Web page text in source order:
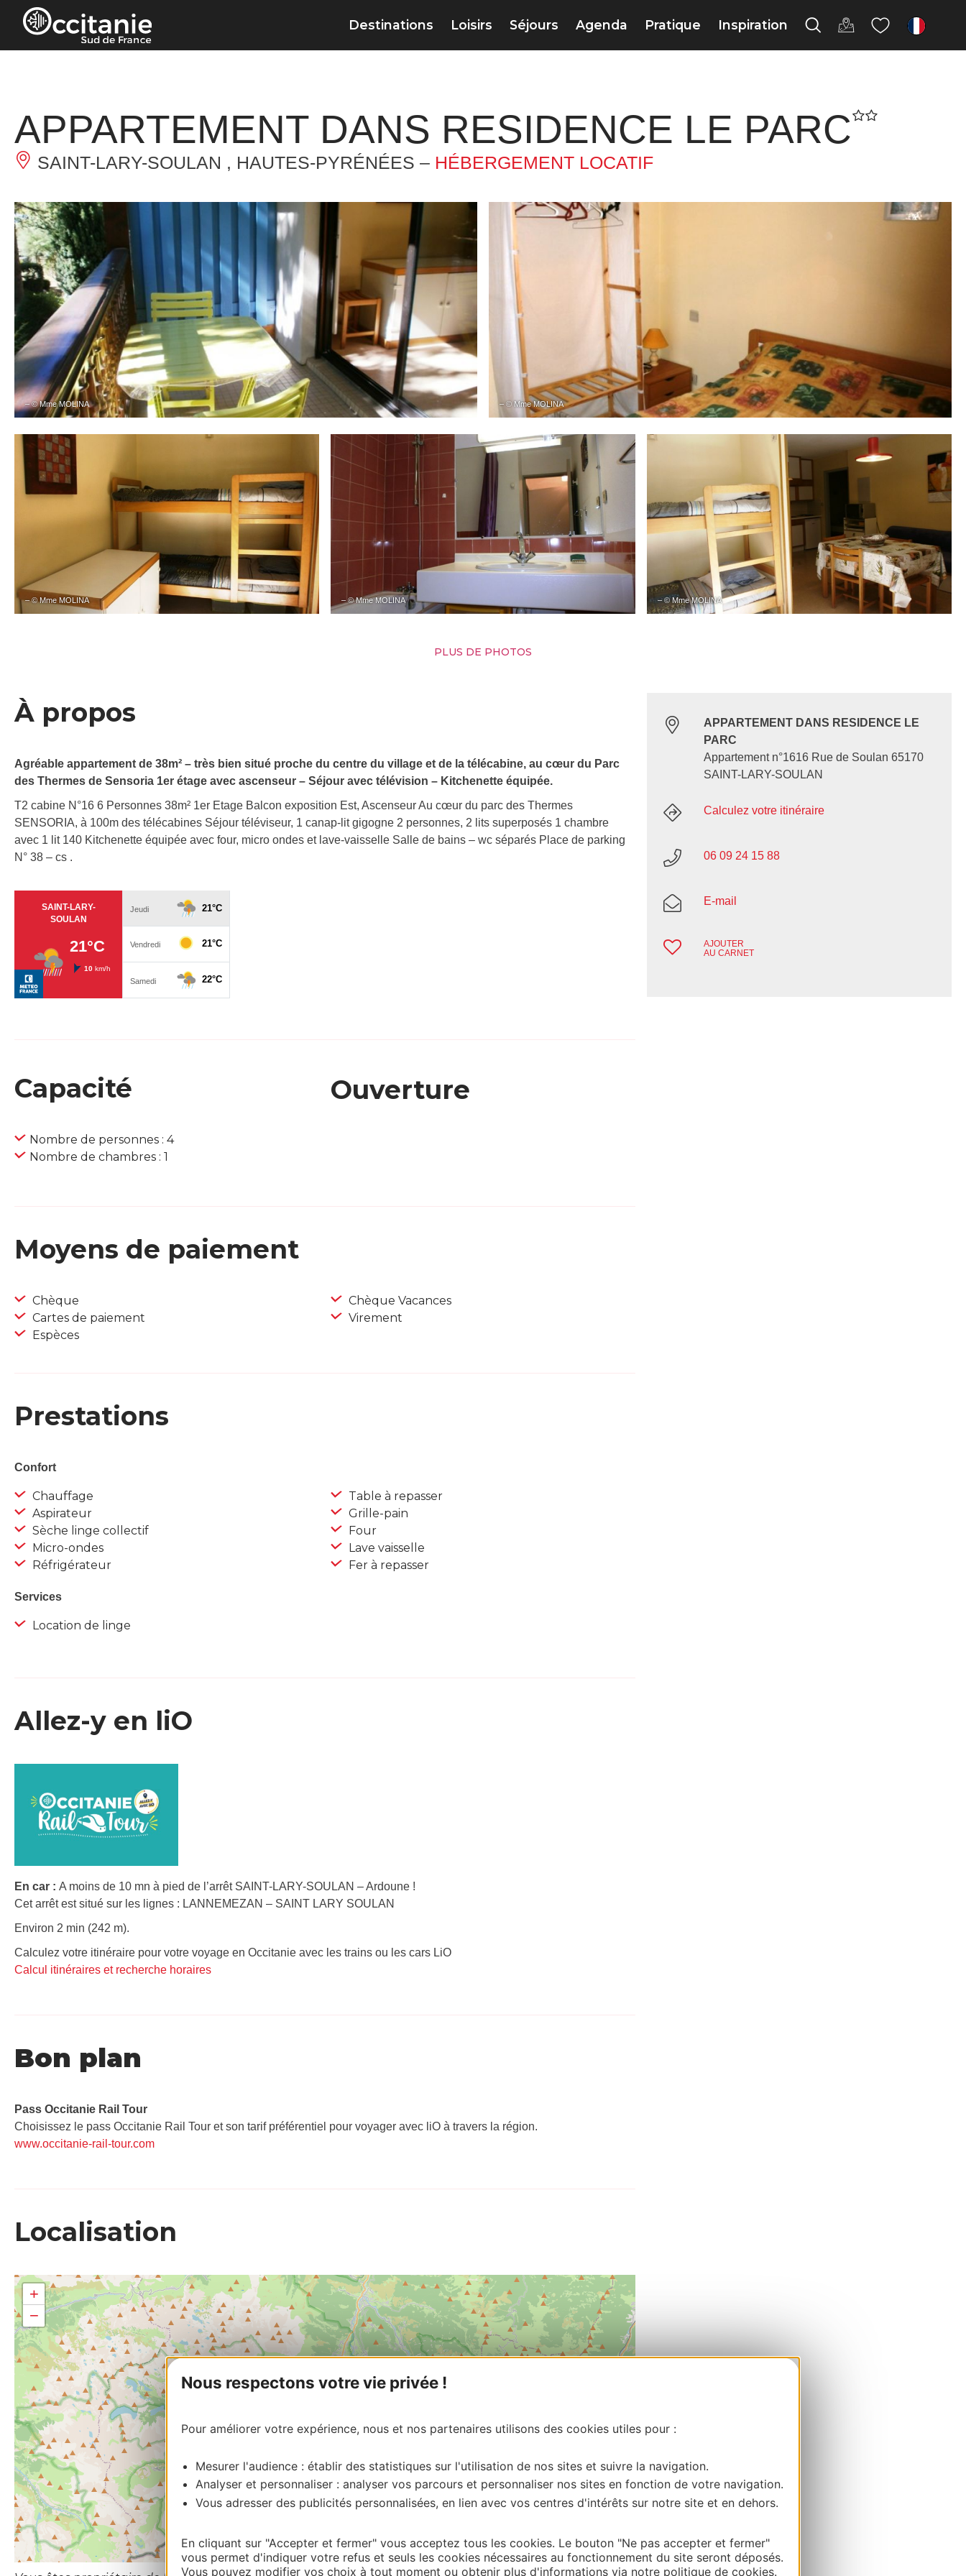
Panneau de gestion des cookies
Nous respectons votre vie privée !
Pour améliorer votre expérience, nous et nos partenaires utilisons des cookies utiles pour :
Mesurer l'audience : établir des statistiques sur l'utilisation de nos sites et suivre la navigation.
Analyser et personnaliser : analyser vos parcours et personnaliser nos sites en fonction de votre navigation.
Vous adresser des publicités personnalisées, en lien avec vos centres d'intérêts sur notre site et en dehors.
En cliquant sur "Accepter et fermer" vous acceptez tous les cookies. Le bouton "Ne pas accepter et fermer"
vous permet d'indiquer votre refus et seuls les cookies nécessaires au fonctionnement du site seront déposés.
Vous pouvez modifier vos choix à tout moment ou obtenir plus d'informations via notre politique de cookies.
Destinations Loisirs Séjours Agenda Pratique Inspiration fr
APPARTEMENT DANS RESIDENCE LE PARC
SAINT-LARY-SOULAN , HAUTES-PYRÉNÉES – HÉBERGEMENT LOCATIF
– © Mme MOLINA – © Mme MOLINA
– © Mme MOLINA – © Mme MOLINA – © Mme MOLINA
PLUS DE PHOTOS
À propos
Agréable appartement de 38m² – très bien situé proche du centre du village et de la télécabine, au cœur du Parc
des Thermes de Sensoria 1er étage avec ascenseur – Séjour avec télévision – Kitchenette équipée.
T2 cabine N°16 6 Personnes 38m² 1er Etage Balcon exposition Est, Ascenseur Au cœur du parc des Thermes
SENSORIA, à 100m des télécabines Séjour téléviseur, 1 canap-lit gigogne 2 personnes, 2 lits superposés 1 chambre
avec 1 lit 140 Kitchenette équipée avec four, micro ondes et lave-vaisselle Salle de bains – wc séparés Place de parking
N° 38 – cs .
Capacité
Nombre de personnes : 4
Nombre de chambres : 1
Ouverture
Moyens de paiement
Chèque
Cartes de paiement
Espèces
Chèque Vacances
Virement
Prestations
Confort
Chauffage
Aspirateur
Sèche linge collectif
Micro-ondes
Réfrigérateur
Table à repasser
Grille-pain
Four
Lave vaisselle
Fer à repasser
Services
Location de linge
Allez-y en liO
En car : A moins de 10 mn à pied de l’arrêt SAINT-LARY-SOULAN – Ardoune !
Cet arrêt est situé sur les lignes : LANNEMEZAN – SAINT LARY SOULAN
Environ 2 min (242 m).
Calculez votre itinéraire pour votre voyage en Occitanie avec les trains ou les cars LiO
Calcul itinéraires et recherche horaires
Bon plan
Pass Occitanie Rail Tour​
Choisissez le pass Occitanie Rail Tour et son tarif préférentiel pour voyager avec liO à travers la région.
www.occitanie-rail-tour.com
Localisation
+
−
Leaflet | Map data ©OpenStreetMap contributors
APPARTEMENT DANS RESIDENCE LE
PARC
Appartement n°1616 Rue de Soulan 65170
SAINT-LARY-SOULAN
Calculez votre itinéraire
06 09 24 15 88
E-mail
AJOUTER
AU CARNET